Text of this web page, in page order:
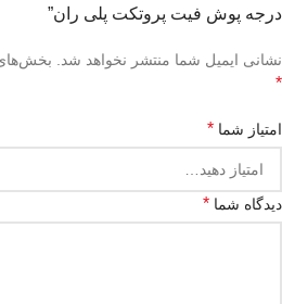
درجه پوش فیت پروتکت پلی ران”
نشانی ایمیل شما منتشر نخواهد شد. بخش‌های
*
امتیاز شما *
دیدگاه شما *